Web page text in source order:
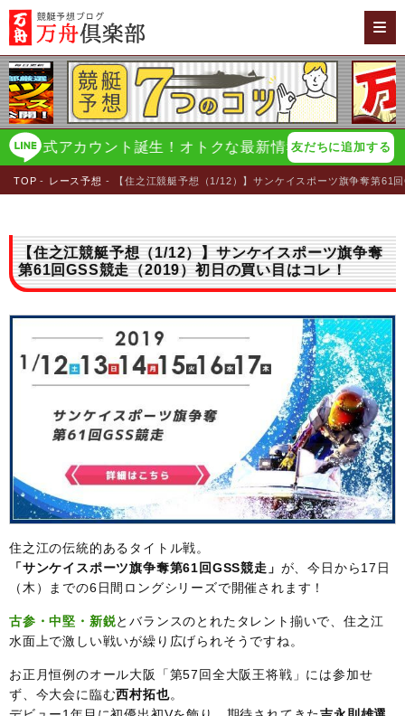
カウント誕生！オトクな最新情報をイチ早く配信！
友だちに追加する
TOP レース予想 【住之江競艇予想（1/12）】サンケイスポーツ旗争奪第61
【住之江競艇予想（1/12）】サンケイスポーツ旗争奪
第61回GSS競走（2019）初日の買い目はコレ！
住之江の伝統的あるタイトル戦。
「サンケイスポーツ旗争奪第61回GSS競走」 が、今日から17日
（木）までの6日間ロングシリーズで開催されます！
古参・中堅・新鋭とバランスのとれたタレント揃いで、住之江
水面上で激しい戦いが繰り広げられそうですね。
お正月恒例のオール大阪「第57回全大阪王将戦」には参加せ
ず、今大会に臨む西村拓也。